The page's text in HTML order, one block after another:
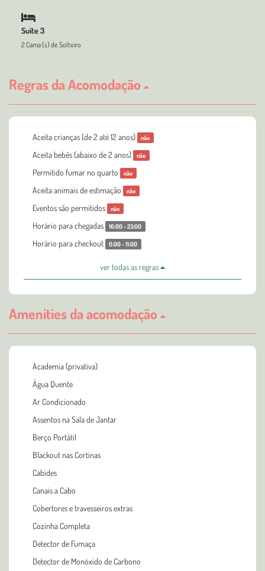
Suíte 3
2 Cama (s) de Solteiro
Regras da Acomodação
Aceita crianças (de 2 até 12 anos) não
Aceita bebês (abaixo de 2 anos) não
Permitido fumar no quarto não
Aceita animais de estimação não
Eventos são permitidos não
Horário para chegadas 16:00 - 23:00
Horário para checkout 0:00 - 11:00
ver todas as regras
Amenities da acomodação
Academia (privativa)
Água Quente
Ar Condicionado
Assentos na Sala de Jantar
Berço Portátil
Blackout nas Cortinas
Cabides
Canais a Cabo
Cobertores e travesseiros extras
Cozinha Completa
Detector de Fumaça
Detector de Monóxido de Carbono